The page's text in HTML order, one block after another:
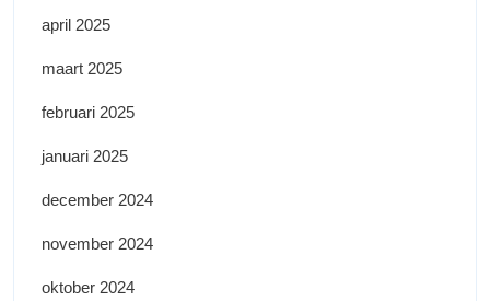
april 2025
maart 2025
februari 2025
januari 2025
december 2024
november 2024
oktober 2024